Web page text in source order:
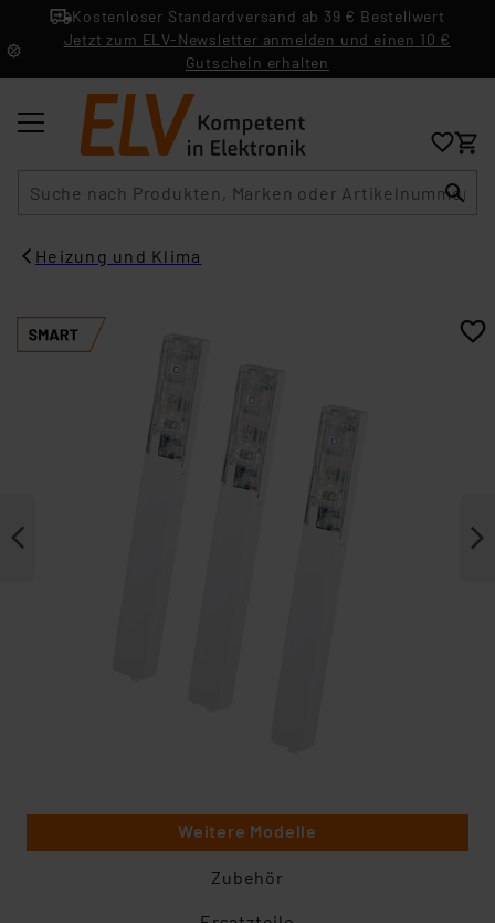
Kostenloser Standardversand ab 39 € Bestellwert
Jetzt zum ELV-Newsletter anmelden und einen 10 €
Gutschein erhalten
Heizung und Klima
Weitere Modelle
Zubehör